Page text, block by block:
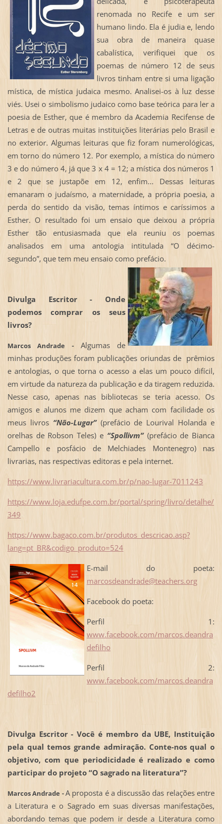
renomada no Recife e um ser
humano lindo. Ela é judia e, lendo
sua obra de maneira quase
cabalística, verifiquei que os
poemas de número 12 de seus
livros tinham entre si uma ligação
mística, de mística judaica mesmo. Analisei-os à luz desse
viés. Usei o simbolismo judaico como base teórica para ler a
poesia de Esther, que é membro da Academia Recifense de
Letras e de outras muitas instituições literárias pelo Brasil e
no exterior. Algumas leituras que fiz foram numerológicas,
em torno do número 12. Por exemplo, a mística do número
3 e do número 4, já que 3 x 4 = 12; a mística dos números 1
e 2 que se justapõe em 12, enfim... Dessas leituras
emanaram o judaísmo, a maternidade, a própria poesia, a
perda do sentido da visão, temas íntimos e caríssimos a
Esther. O resultado foi um ensaio que deixou a própria
Esther tão entusiasmada que ela reuniu os poemas
analisados em uma antologia intitulada “O décimo-
segundo”, que tem meu ensaio como prefácio.
Divulga Escritor - Onde
podemos comprar os seus
livros?
Marcos Andrade - Algumas de
minhas produções foram publicações oriundas de prêmios
e antologias, o que torna o acesso a elas um pouco difícil,
em virtude da natureza da publicação e da tiragem reduzida.
Nesse caso, apenas nas bibliotecas se teria acesso. Os
amigos e alunos me dizem que acham com facilidade os
meus livros “Não-Lugar”(prefácio de Lourival Holanda e
orelhas de Robson Teles) e “Spollivm”(prefácio de Bianca
Campello e posfácio de Melchiades Montenegro) nas
livrarias, nas respectivas editoras e pela internet.
https://www.livrariacultura.com.br/p/nao-lugar-7011243
https://www.loja.edufpe.com.br/portal/spring/livro/detalhe/
349
https://www.bagaco.com.br/produtos_descricao.asp?
lang=pt_BR&codigo_produto=524
E-mail do poeta:
marcosdeandrade@teachers.org
Facebook do poeta:
Perfil 1:
www.facebook.com/marcos.deandra
defilho
Perfil 2:
www.facebook.com/marcos.deandra
defilho2
Divulga Escritor - Você é membro da UBE, Instituição
pela qual temos grande admiração. Conte-nos qual o
objetivo, com que periodicidade é realizado e como
participar do projeto “O sagrado na literatura”?
Marcos Andrade -A proposta é a discussão das relações entre
a Literatura e o Sagrado em suas diversas manifestações,
abordando temas que podem ir desde a Literatura como